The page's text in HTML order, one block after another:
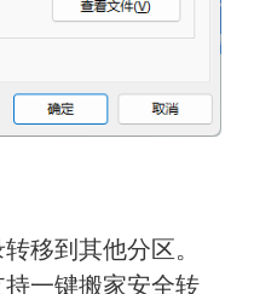
移到其他分区。
一键搬家安全转